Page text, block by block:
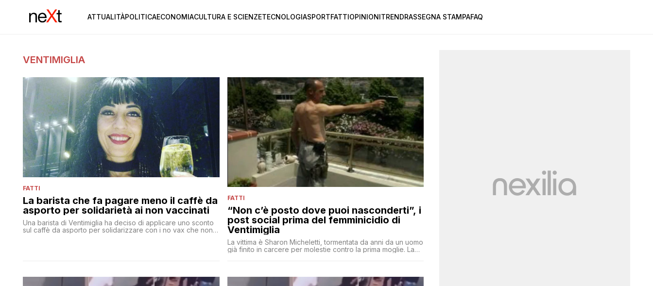
ATTUALITÀPOLITICAECONOMIACULTURA E SCIENZETECNOLOGIASPORTFATTIOPINIONITRENDRASSEGNA STAMPAFAQ
VENTIMIGLIA
FATTI
La barista che fa pagare meno il caffè da
asporto per solidarietà ai non vaccinati
Una barista di Ventimiglia ha deciso di applicare uno sconto
sul caffè da asporto per solidarizzare con i no vax che non
FATTI
“Non c’è posto dove puoi nasconderti”, i
post social prima del femminicidio di
Ventimiglia
La vittima è Sharon Micheletti, tormentata da anni da un uomo
già finito in carcere per molestie contro la prima moglie. La